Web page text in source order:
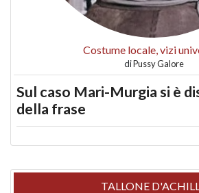
Costume locale, vizi
diPussy Galore
Sul caso Mari-Murgia si è
della frase
TALLONE